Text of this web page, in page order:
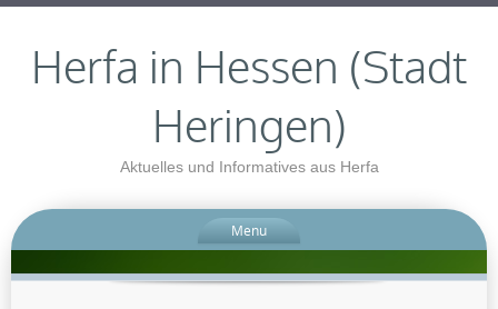
Herfa in Hessen (Stadt
Heringen)
Aktuelles und Informatives aus Herfa
Menu